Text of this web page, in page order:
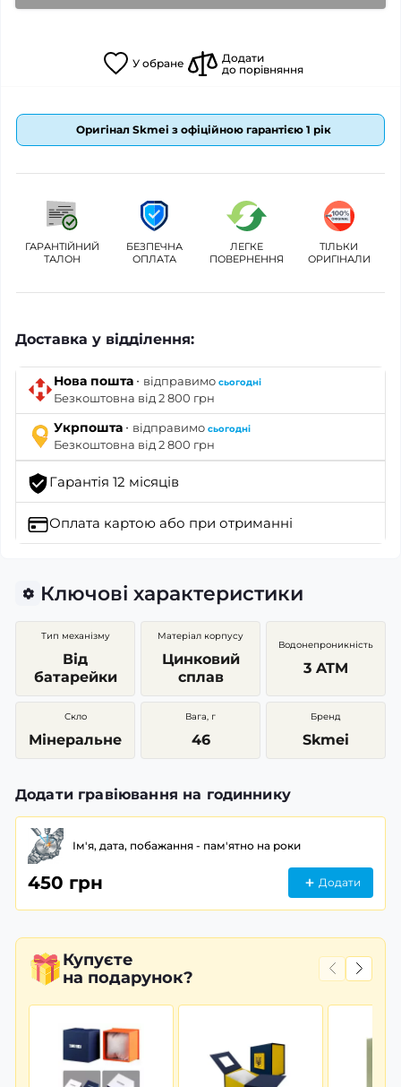
У обране
Додати
до порівняння
Оригінал Skmei з офіційною гарантією 1 рік
ГАРАНТІЙНИЙ
ТАЛОН
БЕЗПЕЧНА
ОПЛАТА
ЛЕГКЕ
ПОВЕРНЕННЯ
ТІЛЬКИ
ОРИГІНАЛИ
Доставка у відділення:
Нова пошта · відправимо сьогодні
Безкоштовна від 2 800 грн
Укрпошта · відправимо сьогодні
Безкоштовна від 2 800 грн
Гарантія 12 місяців
Оплата картою або при отриманні
Ключові характеристики
Тип механізму
Від
батарейки
Матеріал корпусу
Цинковий
сплав
Водонепроникність
3 ATM
Скло
Мінеральне
Вага, г
46
Бренд
Skmei
Додати гравіювання на годиннику
Ім'я, дата, побажання - пам'ятно на роки
450 грн Додати
Купуєте
на подарунок?